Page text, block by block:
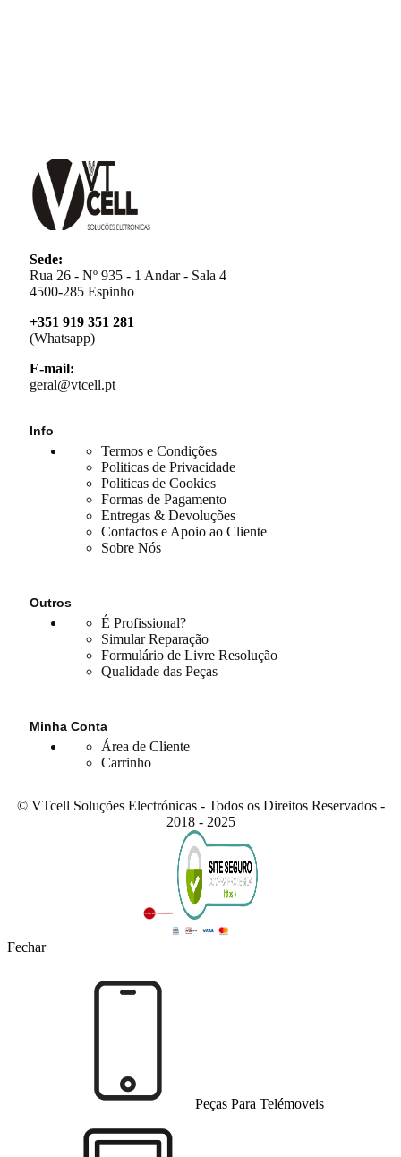
Sede:
Rua 26 - Nº 935 - 1 Andar - Sala 4
4500-285 Espinho
+351 919 351 281
(Whatsapp)
E-mail:
geral@vtcell.pt
Info
Termos e Condições
Politicas de Privacidade
Politicas de Cookies
Formas de Pagamento
Entregas & Devoluções
Contactos e Apoio ao Cliente
Sobre Nós
Outros
É Profissional?
Simular Reparação
Formulário de Livre Resolução
Qualidade das Peças
Minha Conta
Área de Cliente
Carrinho
© VTcell Soluções Electrónicas - Todos os Direitos Reservados -
2018 - 2025
Fechar
Peças Para Telémoveis